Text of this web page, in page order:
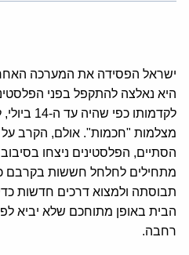
ישראל הפסידה את המערכה
היא נאלצה להתקפל בפני
לקדמותו
מצלמות "חכמות". אולם, הקרב
הסתיים, הפלסטינים ניצחו
מתחילים לחלחל חששות בקרבם
תבוסתה ולמצוא דרכים חדשות
הבית באופן מתוחכם שלא יביא
רחבה.